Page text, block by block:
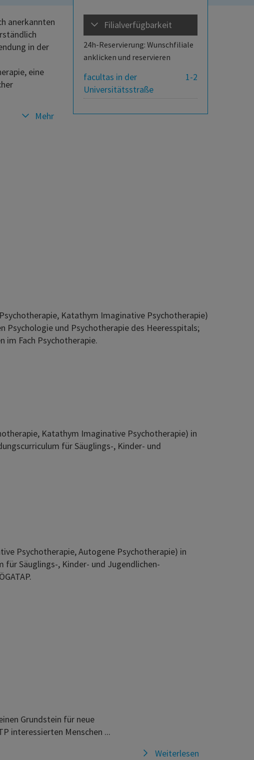
Filialverfügbarkeit
24h-Reservierung: Wunschfiliale
anklicken und reservieren
1-2
facultas in der
Universitätsstraße
anerkannten
in der
eine
Mehr
Katathym Imaginative Psychotherapie)
Psychologie und Psychotherapie des Heeresspitals;
im Fach Psychotherapie.
Katathym Imaginative Psychotherapie) in
für Säuglings-, Kinder- und
Psychotherapie, Autogene Psychotherapie) in
für Säuglings-, Kinder- und Jugendlichen-
Grundstein für neue
interessierten Menschen ...
Weiterlesen